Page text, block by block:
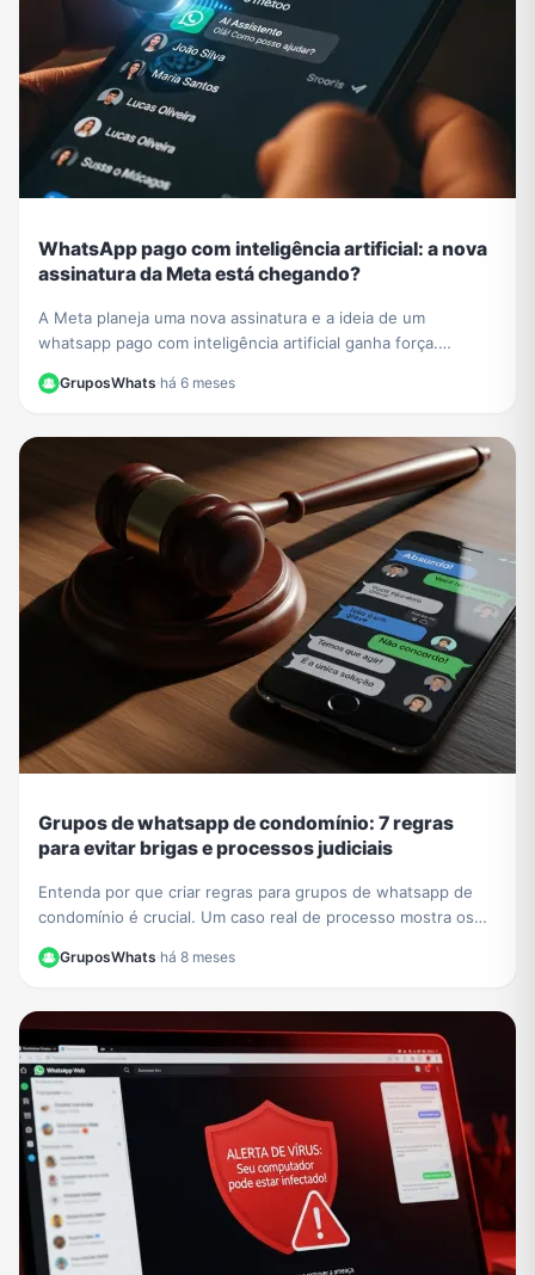
WhatsApp pago com inteligência artificial: a nova
assinatura da Meta está chegando?
A Meta planeja uma nova assinatura e a ideia de um
whatsapp pago com inteligência artificial ganha força.
GruposWhats·há 6 meses
Grupos de whatsapp de condomínio: 7 regras
para evitar brigas e processos judiciais
Entenda por que criar regras para grupos de whatsapp de
condomínio é crucial. Um caso real de processo mostra os
GruposWhats·há 8 meses